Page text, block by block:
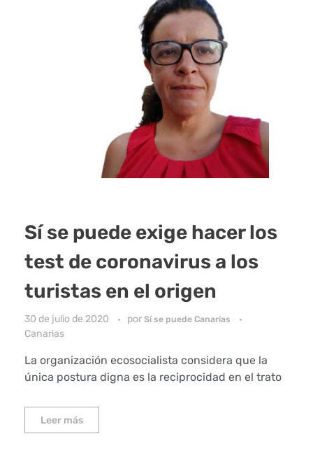
Sí se puede exige hacer los
test de coronavirus a los
turistas en el origen
30 de julio de 2020 por Sí se puede Canarias
Canarias
La organización ecosocialista considera que la
única postura digna es la reciprocidad en el trato
Leer más